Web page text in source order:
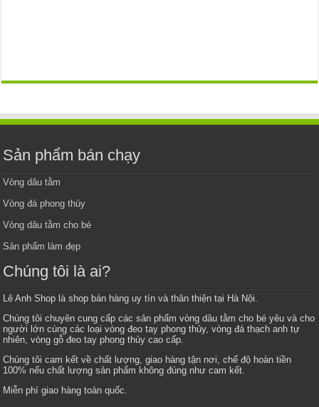
Sản phẩm bán chạy
Vòng dâu tằm
Vòng đá phong thủy
Vòng dâu tằm cho bé
Sản phẩm làm đẹp
Chúng tôi là ai?
Lê Anh Shop là shop bán hàng uy tín và thân thiện tại Hà Nội.
Chúng tôi chuyên cung cấp các sản phẩm vòng dâu tằm cho bé yêu và cho
người lớn cùng các loại vòng đeo tay phong thủy, vòng đá thạch anh tự
nhiên, vòng gỗ đeo tay phong thủy cao cấp.
Chúng tôi cam kết về chất lượng, giao hàng tận nơi, chế độ hoàn tiền
100% nếu chất lượng sản phẩm không đúng như cam kết.
Miễn phí giao hàng toàn quốc.